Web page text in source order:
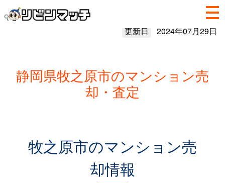
更新日 2024年07月29日
静岡県牧之原市のマンション売
却・査定
牧之原市のマンション売
却情報